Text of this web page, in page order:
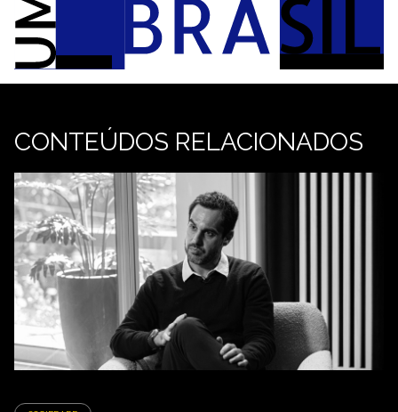
CONTEÚDOS RELACIONADOS